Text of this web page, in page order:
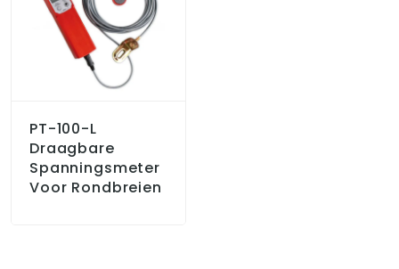
PT-100-L
Draagbare
Spanningsmeter
Voor Rondbreien